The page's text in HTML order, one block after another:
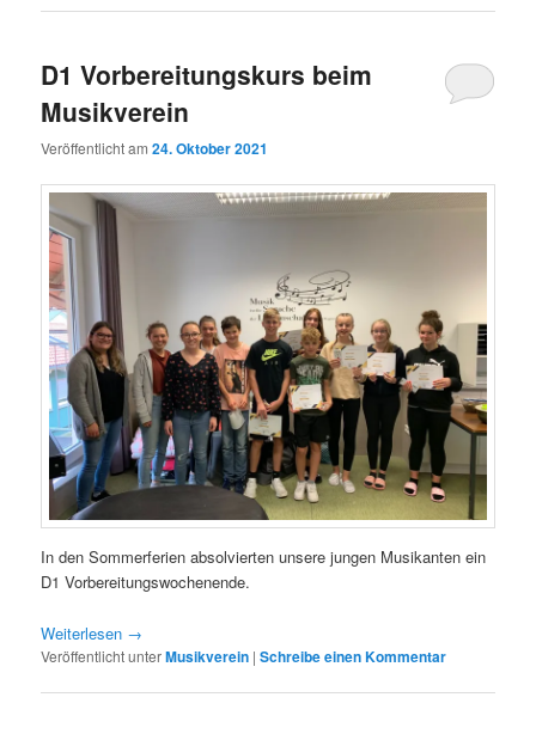
D1 Vorbereitungskurs beim
Musikverein
Veröffentlicht am24. Oktober 2021
In den Sommerferien absolvierten unsere jungen Musikanten ein
D1 Vorbereitungswochenende.
Weiterlesen →
Veröffentlicht unterMusikverein |Schreibe einen Kommentar